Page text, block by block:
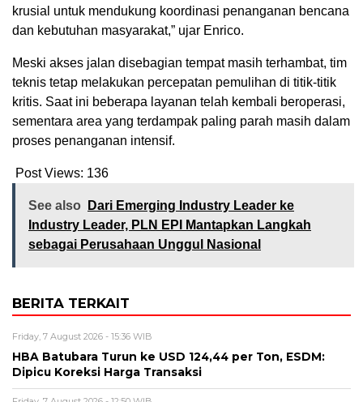
krusial untuk mendukung koordinasi penanganan bencana
dan kebutuhan masyarakat,” ujar Enrico.
Meski akses jalan disebagian tempat masih terhambat, tim
teknis tetap melakukan percepatan pemulihan di titik-titik
kritis. Saat ini beberapa layanan telah kembali beroperasi,
sementara area yang terdampak paling parah masih dalam
proses penanganan intensif.
Post Views: 136
See also
Dari Emerging Industry Leader ke
Industry Leader, PLN EPI Mantapkan Langkah
sebagai Perusahaan Unggul Nasional
BERITA TERKAIT
Friday, 7 August 2026 - 15:36 WIB
HBA Batubara Turun ke USD 124,44 per Ton, ESDM:
Dipicu Koreksi Harga Transaksi